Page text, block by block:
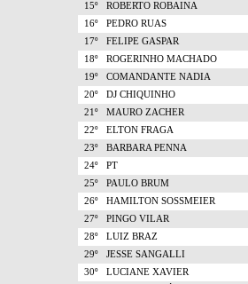
15º
ROBERTO ROBAINA
16º
PEDRO RUAS
17º
FELIPE GASPAR
18º
ROGERINHO MACHADO
19º
COMANDANTE NADIA
20º
DJ CHIQUINHO
21º
MAURO ZACHER
22º
ELTON FRAGA
23º
BARBARA PENNA
24º
PT
25º
PAULO BRUM
26º
HAMILTON SOSSMEIER
27º
PINGO VILAR
28º
LUIZ BRAZ
29º
JESSE SANGALLI
30º
LUCIANE XAVIER